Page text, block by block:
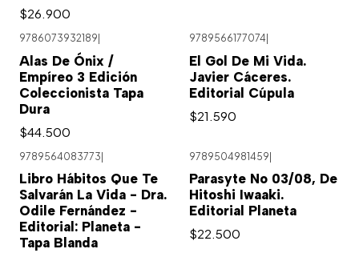
$26.900
9786073932189
Alas De Ónix /
Empíreo 3 Edición
Coleccionista Tapa
Dura
$44.500
9789566177074
El Gol De Mi Vida.
Javier Cáceres.
Editorial Cúpula
$21.590
9789564083773
Libro Hábitos Que Te
Salvarán La Vida - Dra.
Odile Fernández -
Editorial: Planeta -
Tapa Blanda
9789504981459
Parasyte No 03/08, De
Hitoshi Iwaaki.
Editorial Planeta
$22.500